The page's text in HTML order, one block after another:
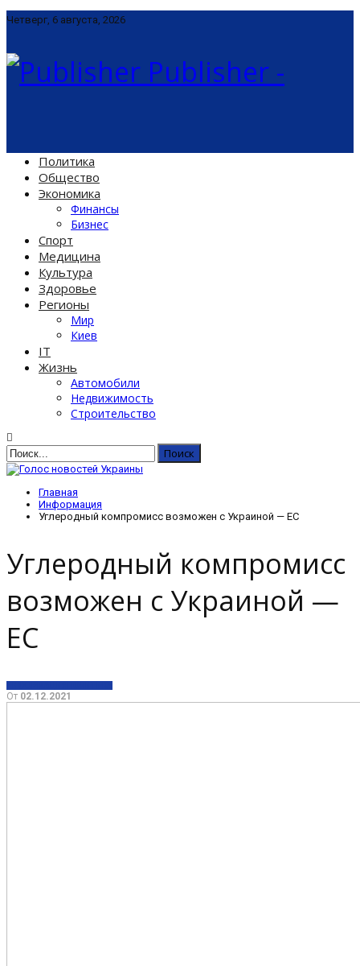
Четверг, 6 августа, 2026
Publisher -
Политика
Общество
Экономика
Финансы
Бизнес
Спорт
Медицина
Культура
Здоровье
Регионы
Мир
Киев
IT
Жизнь
Автомобили
Недвижимость
Строительство
Главная
Информация
Углеродный компромисс возможен с Украиной — ЕС
Углеродный компромисс
возможен с Украиной —
ЕС
От 02.12.2021